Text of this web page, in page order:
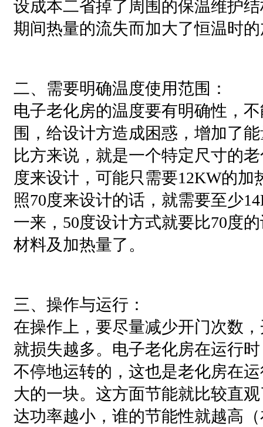
设成本二省掉了周围的保温维护
期间热量的流失而加大了恒温时
二、需要明确温度使用范围：
电子老化房的温度要有明确性，
围，给设计方造成困惑，增加了
比方来说，就是一个特定尺寸的
度来设计，可能只需要12KW的加
照70度来设计的话，就需要至少
一来，50度设计方式就要比70度
材料及加热量了。
三、操作与运行：
在操作上，要尽量减少开门次数
就损失越多。电子老化房在运行
不停地运转的，这也是老化房在
大的一块。这方面节能就比较直
达功率越小，谁的节能性就越高